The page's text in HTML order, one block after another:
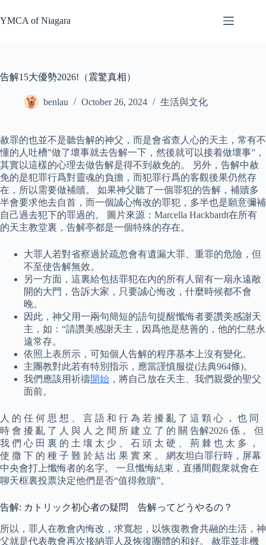
to
content
YMCA of Niagara
告解15大優勢2026!（震驚真相）
benlau October 26, 2024 生活與文化
赦罪的也並不是聽告解的神父，而是會省查人心的天主，常有不
懂的人吐槽”做了壞事就去告解一下，然後就可以接着做壞事”，
其實以這樣的心理去做告解是得不到赦免的。 另外，告解中赦
免的是犯罪行爲對靈魂的負擔，而犯罪行爲的客觀後果仍然存
在，所以需要做補贖。 如果神父聽了一個罪犯的告解，補贖多
半會要求他去自首，而一個誠心悔改的罪犯，多半也是願意彌補
自己過去犯下的罪過的。 圖片來源：Marcella Hackbardt在所有
的天主教堂裏，告解亭都是一個特殊的存在。
大罪人若對省察過於疏忽會有遺漏大罪、重罪的危險，但
不至使告解無效。
另一方面，這裏給包括罪犯在內的所有人留有一扇永遠敞
開的大門，告訴大家，只要誠心悔改，什麼時候都不會
晚。
因此，神父用一兩句簡短的語句提醒懺悔者要讚美感謝天
主，如：“請讚美感謝天主，因爲他是慈善的，他的仁慈永
遠常存。
依照上表所示，可知個人告解的程序基本上沒有變化。
主團教對此若有特別指示，應當謹慎服從(法典964條)。
我們應該用祈禱開始 ，將自己放在天主、我們親愛的聖父
面前。
人 的 任 何 思 想 、 言 語 和 行 為 若 擾 亂 了 這 顆 心 ， 也 同
時 會 擾 亂 了 人 與 人 之 間 所 建 立 了 的 關 告解2026 係 。 但
我 們 心 田 裏 的 土 壤 太 少 、 石 頭 太 硬 、 荊 棘 也 太 多 ，
使 撒 下 的 種 子 難 於 結 出 果 實 來 。 網友坦白罪行時，屏幕
中央會打上懺悔者的名字。 一旦懺悔結束，直播間觀衆就會在
聊天框裏投票決定他們是否“值得救贖”。
告解: カトリック初心者の疑問 告解ってどうやるの？
所以，罪人在教會內悔改，求寬恕，以恢復教會共融的生活，神
父就是代表教會再次接納罪人及恢復團體的和好。 赦罪並非機